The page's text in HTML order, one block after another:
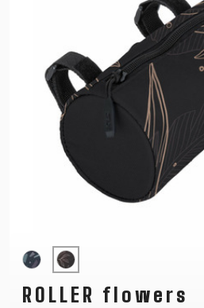
ROLLER flowers